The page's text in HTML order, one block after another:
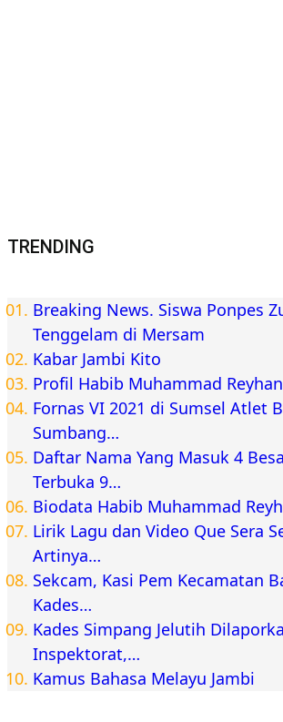
TRENDING
Breaking News. Siswa Ponpes
Tenggelam di Mersam
Kabar Jambi Kito
Profil Habib Muhammad
Fornas VI 2021 di Sumsel Atlet
Sumbang…
Daftar Nama Yang Masuk 4
Terbuka 9…
Biodata Habib Muhammad
Lirik Lagu dan Video Que Sera
Artinya…
Sekcam, Kasi Pem Kecamatan
Kades…
Kades Simpang Jelutih
Inspektorat,…
Kamus Bahasa Melayu Jambi